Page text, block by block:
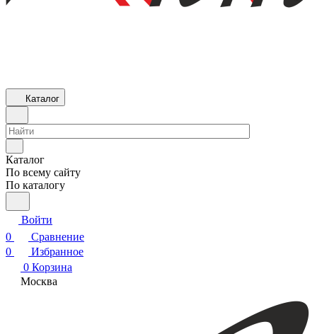
Каталог
Каталог
По всему сайту
По каталогу
Войти
0
Сравнение
0
Избранное
0 Корзина
Москва